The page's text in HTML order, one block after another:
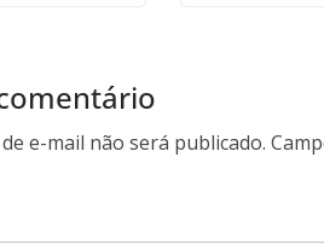
e-mail não será publicado.